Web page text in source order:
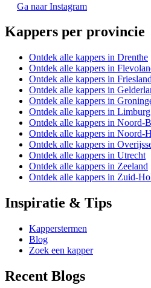
Ga naar Instagram
Kappers per provincie
Ontdek alle kappers in Drenthe
Ontdek alle kappers in
Ontdek alle kappers in Friesland
Ontdek alle kappers in
Ontdek alle kappers in
Ontdek alle kappers in Limburg
Ontdek alle kappers in Noord-
Ontdek alle kappers in Noord-
Ontdek alle kappers in
Ontdek alle kappers in Utrecht
Ontdek alle kappers in Zeeland
Ontdek alle kappers in Zuid-
Inspiratie & Tips
Kapperstermen
Blog
Zoek een kapper
Recent Blogs